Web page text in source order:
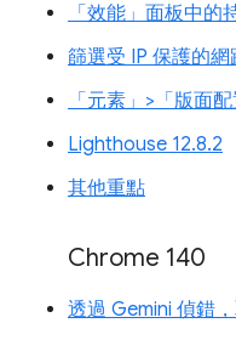
「效能」面板中的
篩選受 IP 保護的網
「元素」>「版面
Lighthouse 12.8.2
其他重點
Chrome 140
透過 Gemini 偵錯